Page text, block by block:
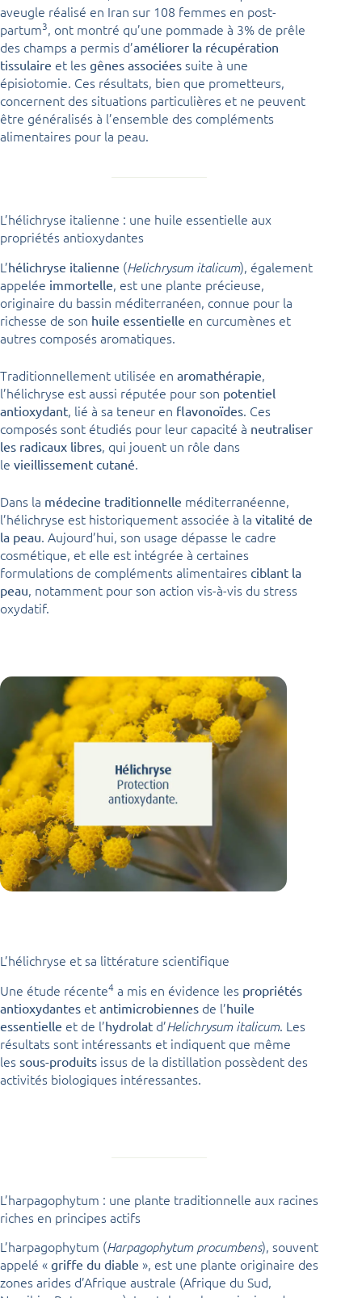
aveugle réalisé en Iran sur 108 femmes en post-
partum3, ont montré qu’une pommade à 3% de prêle
des champs a permis d’améliorer la récupération
tissulaire et les gênes associées suite à une
épisiotomie. Ces résultats, bien que prometteurs,
concernent des situations particulières et ne peuvent
être généralisés à l’ensemble des compléments
alimentaires pour la peau.
L’hélichryse italienne : une huile essentielle aux
propriétés antioxydantes
L’hélichryse italienne (Helichrysum italicum), également
appelée immortelle, est une plante précieuse,
originaire du bassin méditerranéen, connue pour la
richesse de son huile essentielle en curcumènes et
autres composés aromatiques.
Traditionnellement utilisée en aromathérapie,
l’hélichryse est aussi réputée pour son potentiel
antioxydant, lié à sa teneur en flavonoïdes. Ces
composés sont étudiés pour leur capacité à neutraliser
les radicaux libres, qui jouent un rôle dans
le vieillissement cutané.
Dans la médecine traditionnelle méditerranéenne,
l’hélichryse est historiquement associée à la vitalité de
la peau. Aujourd’hui, son usage dépasse le cadre
cosmétique, et elle est intégrée à certaines
formulations de compléments alimentaires ciblant la
peau, notamment pour son action vis-à-vis du stress
oxydatif.
L’hélichryse et sa littérature scientifique
Une étude récente4 a mis en évidence les propriétés
antioxydantes et antimicrobiennes de l’huile
essentielle et de l’hydrolat d’Helichrysum italicum. Les
résultats sont intéressants et indiquent que même
les sous-produits issus de la distillation possèdent des
activités biologiques intéressantes.
L’harpagophytum : une plante traditionnelle aux racines
riches en principes actifs
L’harpagophytum (Harpagophytum procumbens), souvent
appelé « griffe du diable », est une plante originaire des
zones arides d’Afrique australe (Afrique du Sud,